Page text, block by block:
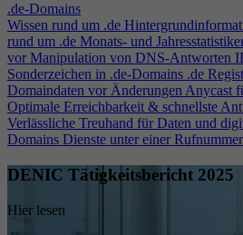
.de-Domains
Wissen rund um .de
rund um .de Monats- und
vor Manipulation von DNS-Antworten
Sonderzeichen in .de-Domains .de
Domaindaten vor ÄnderungenAnycast
Optimale Erreichbarkeit & schnellste
Verlässliche Treuhand für Daten und
Domains Dienste unter einer Rufnummer
DENIC Tätigkeitsbericht 2025
Hier lesen